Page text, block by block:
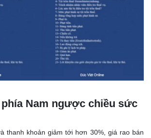
phía Nam ngược chiều sức
thanh khoản giảm tới hơn 30%, giá rao bán